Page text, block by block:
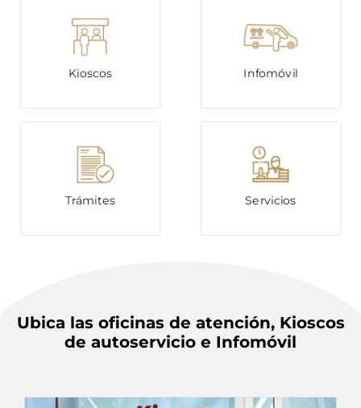
Kioscos Infomóvil
Trámites Servicios
Ubica las oficinas de atención, Kioscos
de autoservicio e Infomóvil